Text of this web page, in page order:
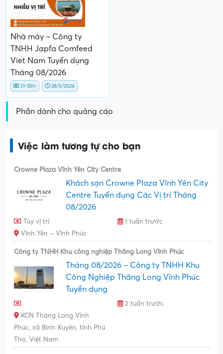
Nhà máy – Công ty
TNHH Japfa Comfeed
Viet Nam Tuyển dụng
Tháng 08/2026
21-35tr 28/5/2024
Phần dành cho quảng cáo
Việc làm tương tự cho bạn
Crowne Plaza Vĩnh Yên City Centre
Khách sạn Crowne Plaza Vĩnh Yên City
Centre Tuyển dụng Các Vị trí Tháng
08/2026
Tùy vị trí
1 tuần trước
Vĩnh Yên – Vĩnh Phúc
Công ty TNHH Khu công nghiệp Thăng Long Vĩnh Phúc
Tháng 08/2026 – Công ty TNHH Khu
Công Nghiệp Thăng Long Vĩnh Phúc
Tuyển dụng
2 tuần trước
KCN Thăng Long Vĩnh
Phúc, xã Bình Xuyên, tỉnh Phú
Thọ, Việt Nam